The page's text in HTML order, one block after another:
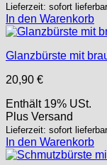
Lieferzeit: sofort lieferbar
In den Warenkorb
Glanzbürste mit
20,90 €
Enthält 19% USt.
Plus Versand
Lieferzeit: sofort lieferbar
In den Warenkorb